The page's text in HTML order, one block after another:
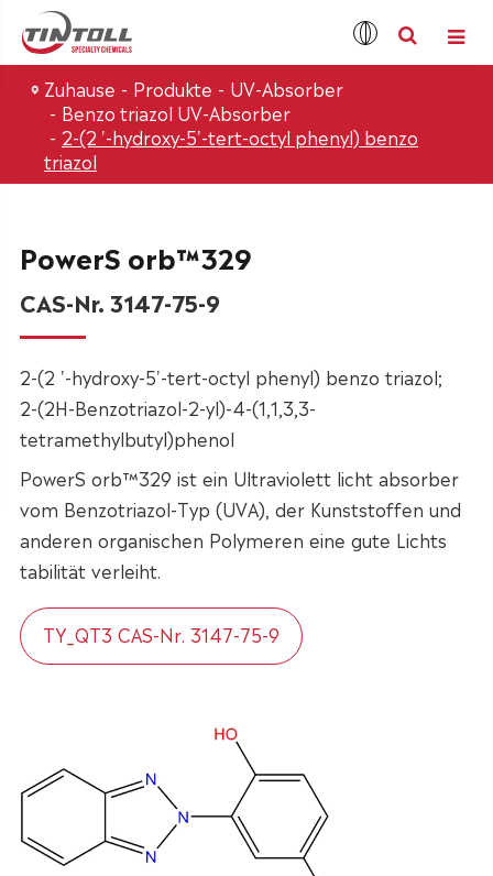
Zuhause Produkte
UV-Absorber
Benzo triazol UV-Absorber
2-(2 '-hydroxy-5'-tert-octyl phenyl) benzo
triazol
PowerS orb™329
CAS-Nr. 3147-75-9
2-(2 '-hydroxy-5'-tert-octyl phenyl) benzo triazol;
2-(2H-Benzotriazol-2-yl)-4-(1,1,3,3-
tetramethylbutyl)phenol
PowerS orb™329 ist ein Ultraviolett licht absorber
vom Benzotriazol-Typ (UVA), der Kunststoffen und
anderen organischen Polymeren eine gute Lichts
tabilität verleiht.
TY_QT3 CAS-Nr. 3147-75-9